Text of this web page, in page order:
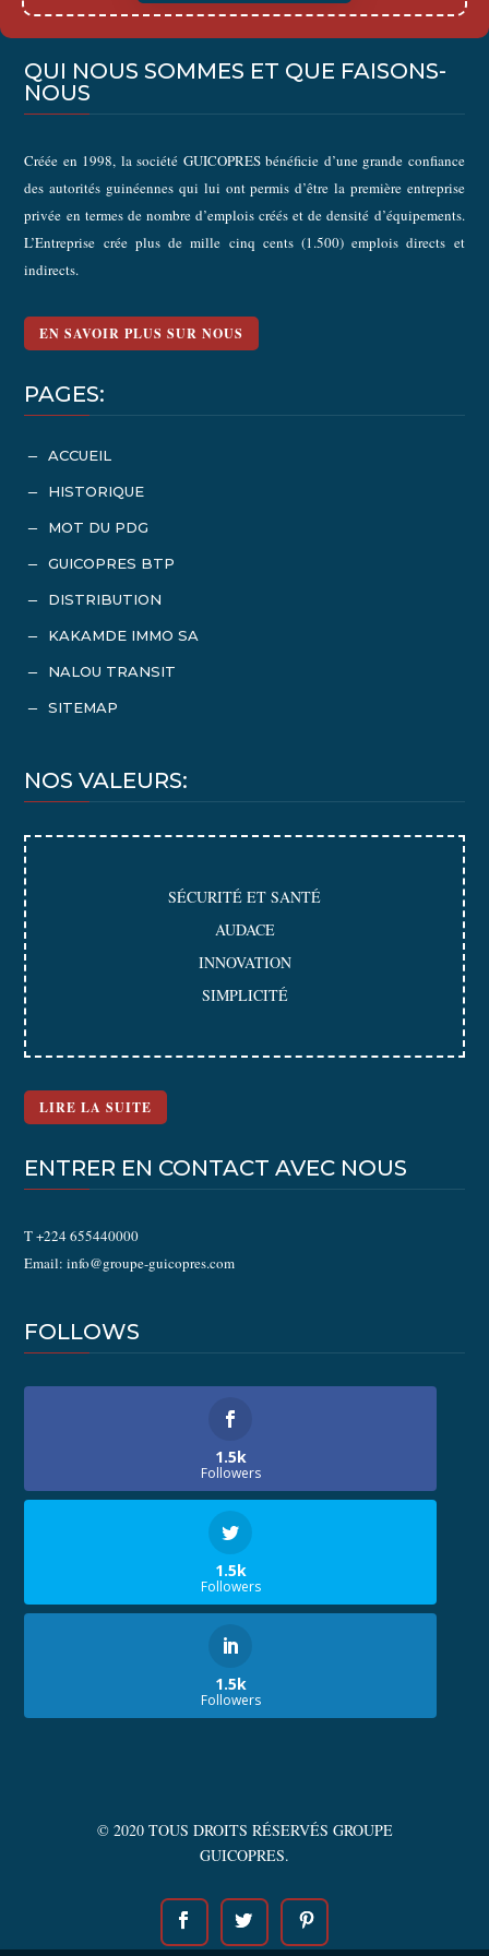
QUI NOUS SOMMES ET QUE FAISONS-
NOUS
Créée en 1998, la société GUICOPRES bénéficie d’une grande confiance
des autorités guinéennes qui lui ont permis d’être la première entreprise
privée en termes de nombre d’emplois créés et de densité d’équipements.
L’Entreprise crée plus de mille cinq cents (1.500) emplois directs et
indirects.
EN SAVOIR PLUS SUR NOUS
PAGES:
K ACCUEIL
K HISTORIQUE
K MOT DU PDG
K GUICOPRES BTP
K DISTRIBUTION
K KAKAMDE IMMO SA
K NALOU TRANSIT
K SITEMAP
NOS VALEURS:
SÉCURITÉ ET SANTÉ
AUDACE
INNOVATION
SIMPLICITÉ
LIRE LA SUITE
ENTRER EN CONTACT AVEC NOUS
T +224 655440000
Email: info@groupe-guicopres.com
FOLLOWS
1.5k
Followers
1.5k
Followers
1.5k
Followers
© 2020 TOUS DROITS RÉSERVÉS GROUPE
GUICOPRES.